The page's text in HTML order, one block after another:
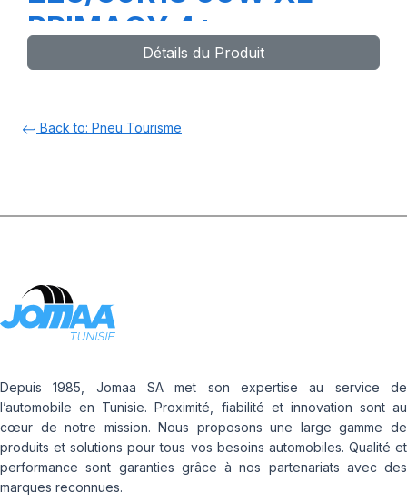
PRIMACY 4+
Détails du Produit
Back to: Pneu Tourisme
Depuis 1985, Jomaa SA met son expertise au service de
l’automobile en Tunisie. Proximité, fiabilité et innovation sont au
cœur de notre mission. Nous proposons une large gamme de
produits et solutions pour tous vos besoins automobiles. Qualité et
performance sont garanties grâce à nos partenariats avec des
marques reconnues.